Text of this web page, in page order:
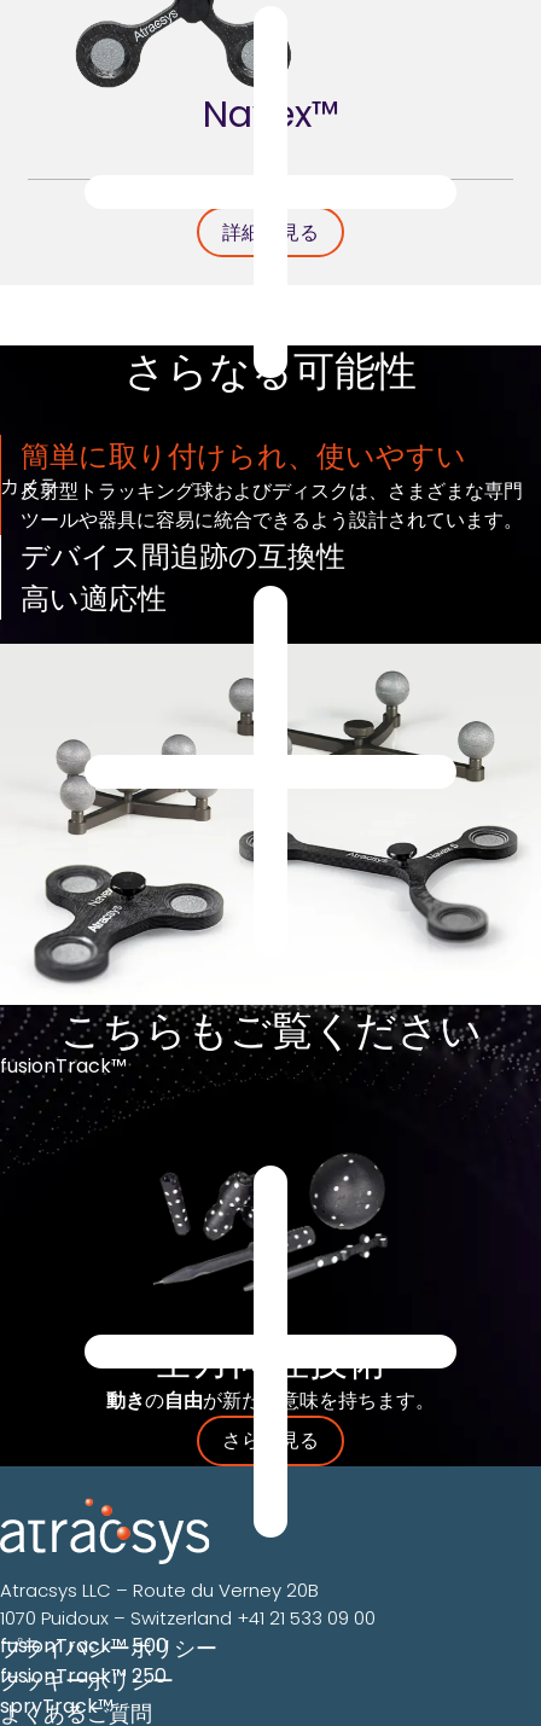
カメラ
fusionTrack™
fusionTrack™ 500
fusionTrack™ 250
spryTrack™
Navex™
詳細を見る
さらなる可能性
簡単に取り付けられ、使いやすい
反射型トラッキング球およびディスクは、さまざまな専門
ツールや器具に容易に統合できるよう設計されています。
デバイス間追跡の互換性
当社のマーカーはあらゆるデバイスで追跡可能であり、
Atracsys カメラはすべての標準マーカーと互換性がありま
す。
高い適応性
こちらもご覧ください
全方向性技術
動きの自由が新たな意味を持ちます。
さらに見る
Atracsys LLC – Route du Verney 20B
1070 Puidoux – Switzerland +41 21 533 09 00
プライバシーポリシー
クッキーポリシー
よくあるご質問